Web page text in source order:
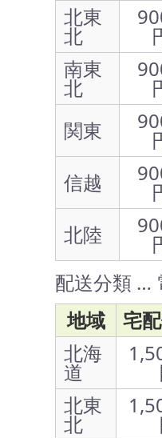
北東
北
南東
北
関東
信越
北陸
配送分類 …
地域
宅
北海
道
北東
北